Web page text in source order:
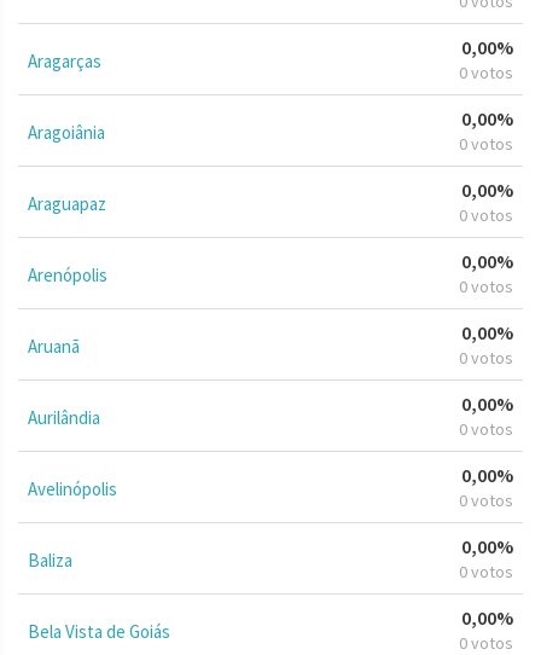
Aragarças
0,00%
0 votos
Aragoiânia
0,00%
0 votos
Araguapaz
0,00%
0 votos
Arenópolis
0,00%
0 votos
Aruanã
0,00%
0 votos
Aurilândia
0,00%
0 votos
Avelinópolis
0,00%
0 votos
Baliza
0,00%
0 votos
Bela Vista de Goiás
0,00%
0 votos